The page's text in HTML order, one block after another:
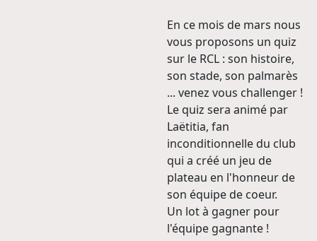
En ce mois de mars nous
vous proposons un quiz
sur le RCL : son histoire,
son stade, son palmarès
... venez vous challenger !
Le quiz sera animé par
Laëtitia, fan
inconditionnelle du club
qui a créé un jeu de
plateau en l'honneur de
son équipe de coeur.
Un lot à gagner pour
l'équipe gagnante !